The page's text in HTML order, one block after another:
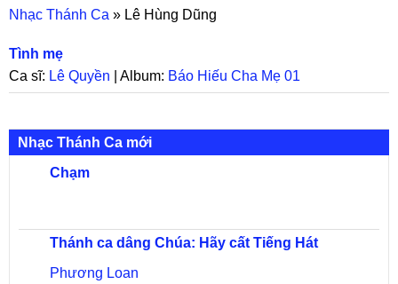
Nhạc Thánh Ca » Lê Hùng Dũng
Tình mẹ
Ca sĩ: Lê Quyền | Album: Báo Hiếu Cha Mẹ 01
Nhạc Thánh Ca mới
Chạm
Thánh ca dâng Chúa: Hãy cất Tiếng Hát
Phương Loan